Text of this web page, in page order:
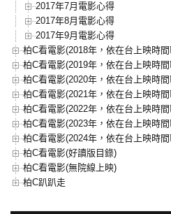
2017年7月電影心得
2017年8月電影心得
2017年9月電影心得
柏C看電影(2018年，依在台上映時
柏C看電影(2019年，依在台上映時
柏C看電影(2020年，依在台上映時
柏C看電影(2021年，依在台上映時
柏C看電影(2022年，依在台上映時
柏C看電影(2023年，依在台上映時
柏C看電影(2024年，依在台上映時
柏C看電影(好讀版目錄)
柏C看電影(無院線上映)
柏C趴趴走